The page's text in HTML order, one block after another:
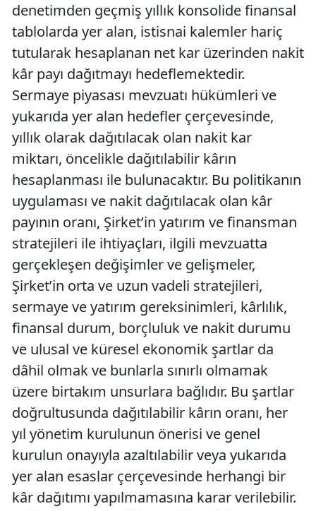
denetimden geçmiş yıllık konsolide finansal
tablolarda yer alan, istisnai kalemler hariç
tutularak hesaplanan net kar üzerinden nakit
kâr payı dağıtmayı hedeflemektedir.
Sermaye piyasası mevzuatı hükümleri ve
yukarıda yer alan hedefler çerçevesinde,
yıllık olarak dağıtılacak olan nakit kar
miktarı, öncelikle dağıtılabilir kârın
hesaplanması ile bulunacaktır. Bu politikanın
uygulaması ve nakit dağıtılacak olan kâr
payının oranı, Şirket’in yatırım ve finansman
stratejileri ile ihtiyaçları, ilgili mevzuatta
gerçekleşen değişimler ve gelişmeler,
Şirket’in orta ve uzun vadeli stratejileri,
sermaye ve yatırım gereksinimleri, kârlılık,
finansal durum, borçluluk ve nakit durumu
ve ulusal ve küresel ekonomik şartlar da
dâhil olmak ve bunlarla sınırlı olmamak
üzere birtakım unsurlara bağlıdır. Bu şartlar
doğrultusunda dağıtılabilir kârın oranı, her
yıl yönetim kurulunun önerisi ve genel
kurulun onayıyla azaltılabilir veya yukarıda
yer alan esaslar çerçevesinde herhangi bir
kâr dağıtımı yapılmamasına karar verilebilir.